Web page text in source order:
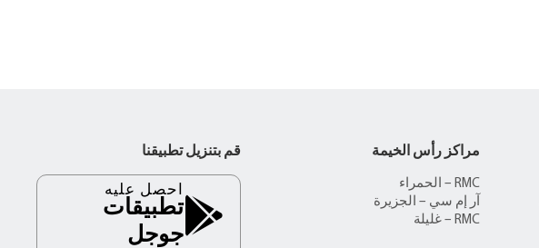
مراكز رأس الخيمة
RMC – الحمراء
آر إم سي – الجزيرة
RMC – غليلة
قم بتنزيل تطبيقنا
احصل عليه
تطبيقات
جوجل